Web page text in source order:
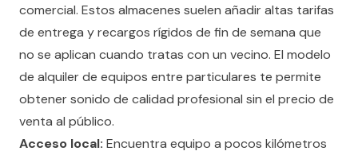
comercial. Estos almacenes suelen añadir altas tarifas
de entrega y recargos rígidos de fin de semana que
no se aplican cuando tratas con un vecino. El modelo
de alquiler de equipos entre particulares te permite
obtener sonido de calidad profesional sin el precio de
venta al público.
Acceso local: Encuentra equipo a pocos kilómetros